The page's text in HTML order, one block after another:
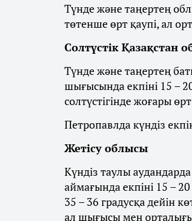
Түнде және таңертең
төтенше өрт қаупі, ал
Солтүстік Қазақстан
Түнде және таңертең
шығысында екпіні 15 –
солтүстігінде жоғары
Петропавлда күндіз
Жетісу облысы
Күндіз таулы
аймағында екпіні 15 –
35 – 36 градусқа дейін
ал шығысы мен